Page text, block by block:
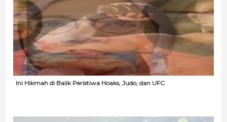
Ini Hikmah di Balik Peristiwa Hoaks, Judo, dan UFC